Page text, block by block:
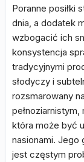
Poranne posiłki
dnia, a dodatek
wzbogacić ich
konsystencja
tradycyjnymi
słodyczy i
rozsmarowany
która może być
nasionami. Jego
jest częstym